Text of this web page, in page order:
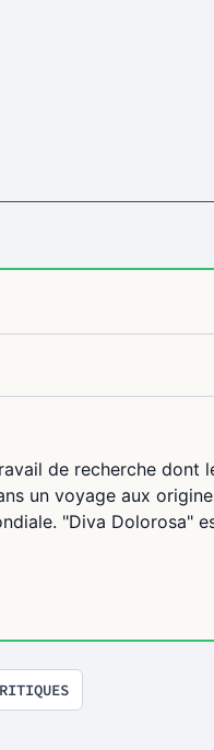
de recherche dont
un voyage aux
"Diva Dolorosa"